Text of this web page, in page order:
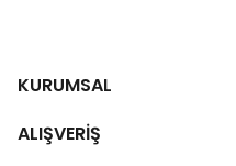
KURUMSAL
ALIŞVERİŞ